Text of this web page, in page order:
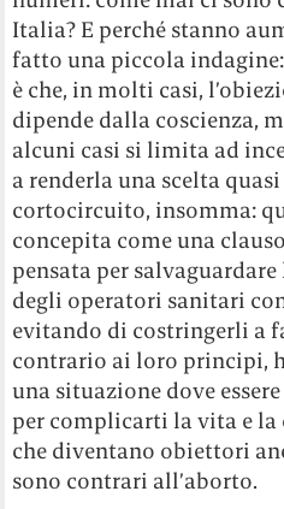
Italia? E perché stanno
fatto una piccola
è che, in molti casi,
dipende dalla coscienza,
alcuni casi si limita ad
a renderla una scelta
cortocircuito, insomma:
concepita come una
pensata per
degli operatori sanitari
evitando di costringerli a
contrario ai loro principi,
una situazione dove
per complicarti la vita e
che diventano obiettori
sono contrari all’aborto.